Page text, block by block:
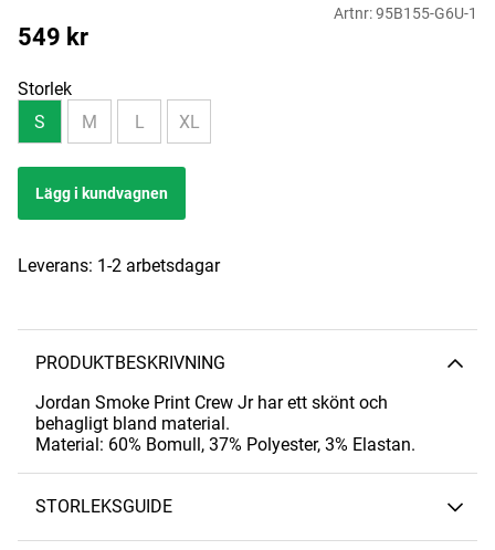
Artnr:95B155-G6U-1
549 kr
Storlek
S
M L XL
Lägg i kundvagnen
Leverans: 1-2 arbetsdagar
PRODUKTBESKRIVNING
Jordan Smoke Print Crew Jr har ett skönt och
behagligt bland material.
Material: 60% Bomull, 37% Polyester, 3% Elastan.
STORLEKSGUIDE